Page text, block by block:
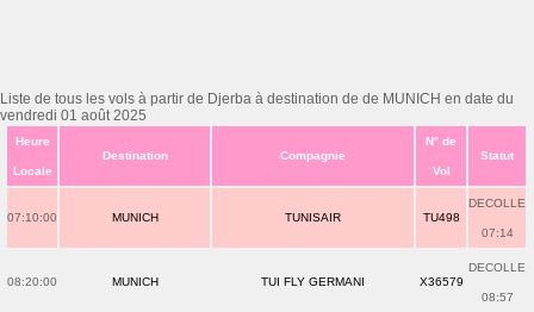
Liste de tous les vols à partir de Djerba à destination de de MUNICH en date du
vendredi 01 août 2025
Heure
Locale
Destination Compagnie
N° de
Vol
Statut
07:10:00 MUNICH TUNISAIR TU498
DECOLLE
07:14
08:20:00 MUNICH TUI FLY GERMANI X36579
DECOLLE
08:57